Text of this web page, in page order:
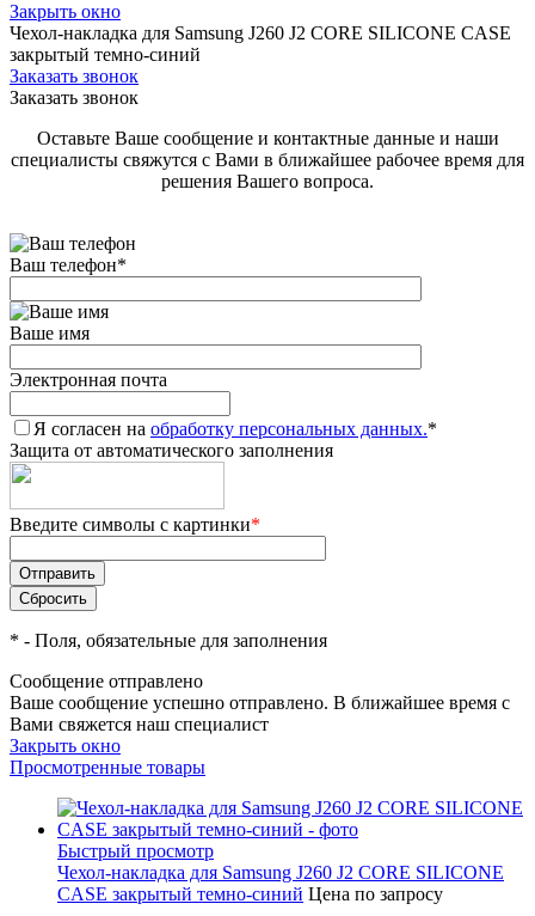
Закрыть окно
Чехол-накладка для Samsung J260 J2 CORE SILICONE CASE
закрытый темно-синий
Заказать звонок
Заказать звонок
Оставьте Ваше сообщение и контактные данные и наши
специалисты свяжутся с Вами в ближайшее рабочее время для
решения Вашего вопроса.
Ваш телефон*
Ваше имя
Электронная почта
Я согласен на обработку персональных данных.*
Защита от автоматического заполнения
Введите символы с картинки*
* - Поля, обязательные для заполнения
Сообщение отправлено
Ваше сообщение успешно отправлено. В ближайшее время с
Вами свяжется наш специалист
Закрыть окно
Просмотренные товары
Быстрый просмотр
Чехол-накладка для Samsung J260 J2 CORE SILICONE
CASE закрытый темно-синий Цена по запросу